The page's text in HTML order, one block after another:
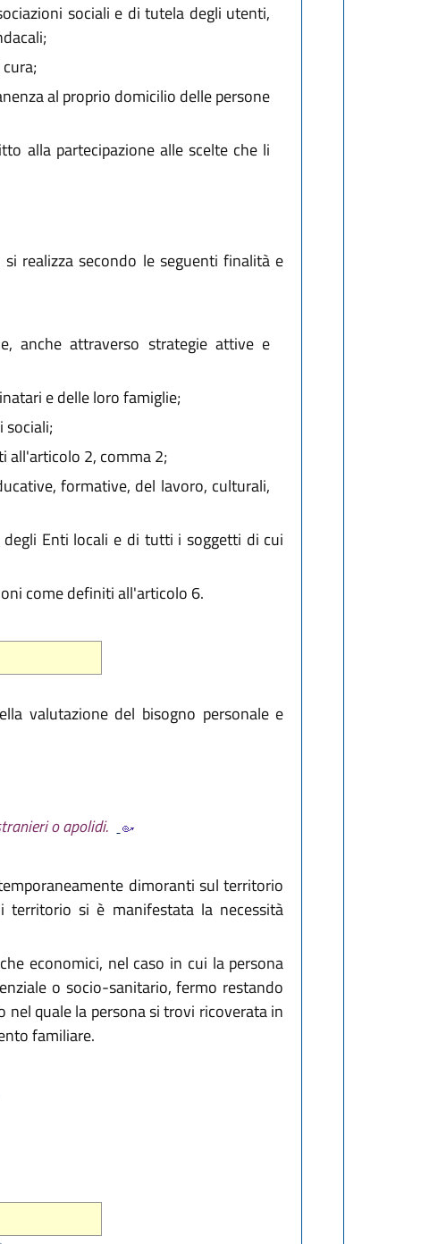
sociali e di tutela degli utenti,
al proprio domicilio delle persone
alla partecipazione alle scelte che li
realizza secondo le seguenti finalità e
anche attraverso strategie attive e
e delle loro famiglie;
sociali;
all'articolo 2, comma 2;
formative, del lavoro, culturali,
degli Enti locali e di tutti i soggetti di cui
come definiti all'articolo 6.
valutazione del bisogno personale e
o apolidi.
dimoranti sul territorio
territorio si è manifestata la necessità
economici, nel caso in cui la persona
o socio-sanitario, fermo restando
quale la persona si trovi ricoverata in
familiare.